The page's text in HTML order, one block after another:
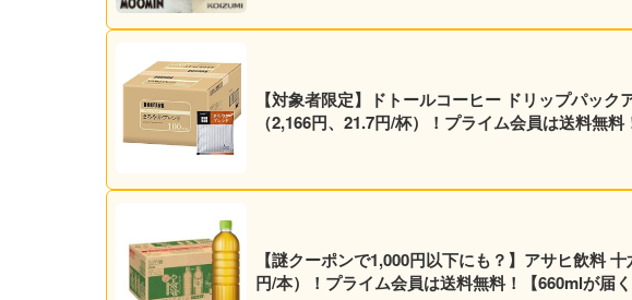
【対象者限定】ドトールコーヒー ドリップパック
（2,166円、21.7円/杯）！プライム会員は送料無料
【謎クーポンで1,000円以下にも？】アサヒ飲料
円/本）！プライム会員は送料無料！【660mlが届